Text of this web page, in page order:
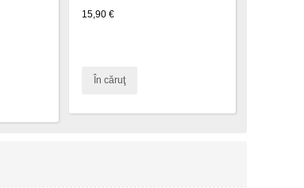
15,90 €
În căruţ